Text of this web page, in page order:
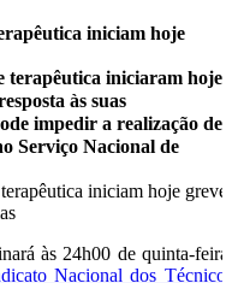
iniciam hoje
terapêutica iniciaram hoje
às suas
impedir a realização de
Serviço Nacional de
às 24h00 de quinta-feira,
Nacional dos Técnicos